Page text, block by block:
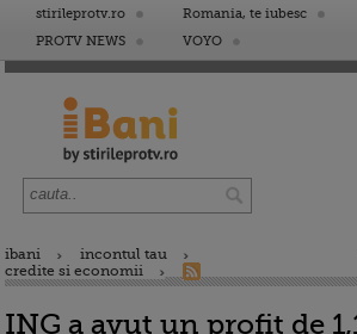
stirileprotv.ro Romania, te iubesc
PROTV NEWS
VOYO
ibani
incontul tau
credite si economii
ING a avut un profit de